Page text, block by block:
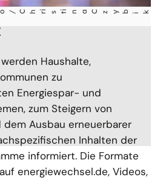
k
Haushalte,
zu
Energiespar- und
zum Steigern von
dem Ausbau erneuerbarer
Inhalten der
informiert. Die Formate
energiewechsel.de, Videos,